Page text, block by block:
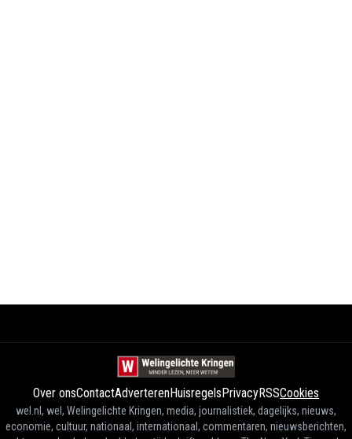
Over onsContactAdverterenHuisregelsPrivacyRSSCookies
wel.nl, wel, Welingelichte Kringen, media, journalistiek, dagelijks, nieuws,
economie, cultuur, nationaal, internationaal, commentaren, nieuwsberichten,